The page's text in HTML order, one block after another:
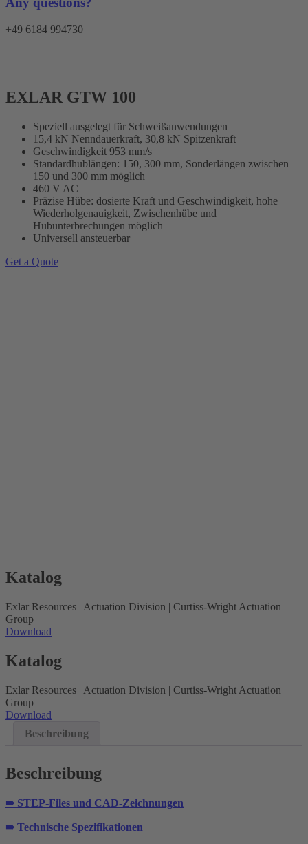
+49 6184 994730
EXLAR GTW 100
Speziell ausgelegt für Schweißanwendungen
15,4 kN Nenndauerkraft, 30,8 kN Spitzenkraft
Geschwindigkeit 953 mm/s
Standardhublängen: 150, 300 mm, Sonderlängen zwischen
150 und 300 mm möglich
460 V AC
Präzise Hübe: dosierte Kraft und Geschwindigkeit, hohe
Wiederholgenauigkeit, Zwischenhübe und
Hubunterbrechungen möglich
Universell ansteuerbar
Get a Quote
Katalog
Exlar Resources | Actuation Division | Curtiss-Wright Actuation
Group
Download
Katalog
Exlar Resources | Actuation Division | Curtiss-Wright Actuation
Group
Download
Beschreibung
Beschreibung
➠ STEP-Files und CAD-Zeichnungen
➠ Technische Spezifikationen